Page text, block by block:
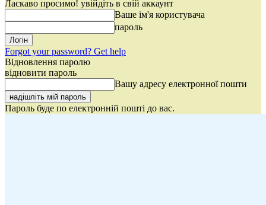
Ласкаво просимо! увійдіть в свій аккаунт
Ваше ім'я користувача
пароль
Forgot your password? Get help
Відновлення паролю
відновити пароль
Вашу адресу електронної пошти
Пароль буде по електронній пошті до вас.